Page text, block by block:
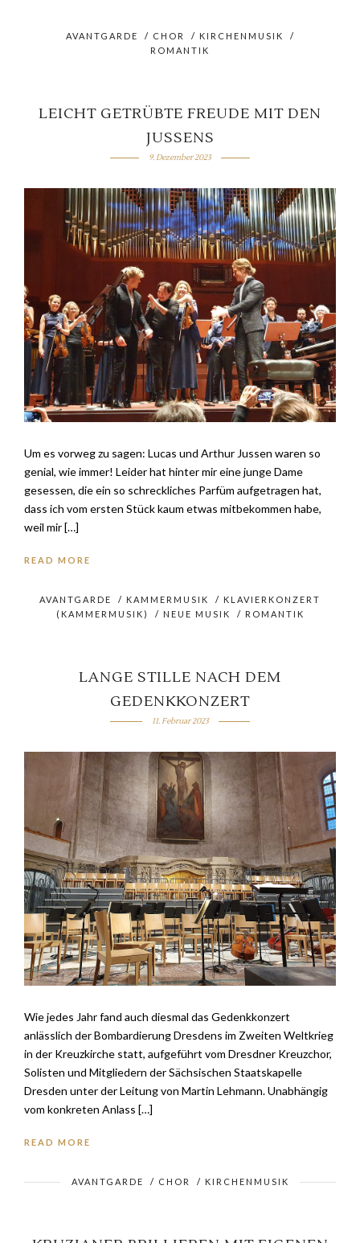
AVANTGARDE / CHOR / KIRCHENMUSIK
/
ROMANTIK
LEICHT GETRÜBTE FREUDE MIT DEN
JUSSENS
9. Dezember 2023
Um es vorweg zu sagen: Lucas und Arthur Jussen waren so
genial, wie immer! Leider hat hinter mir eine junge Dame
gesessen, die ein so schreckliches Parfüm aufgetragen hat,
dass ich vom ersten Stück kaum etwas mitbekommen habe,
weil mir […]
READ MORE
AVANTGARDE / KAMMERMUSIK / KLAVIERKONZERT
(KAMMERMUSIK)
/ NEUE MUSIK / ROMANTIK
LANGE STILLE NACH DEM
GEDENKKONZERT
11. Februar 2023
Wie jedes Jahr fand auch diesmal das Gedenkkonzert
anlässlich der Bombardierung Dresdens im Zweiten Weltkrieg
in der Kreuzkirche statt, aufgeführt vom Dresdner Kreuzchor,
Solisten und Mitgliedern der Sächsischen Staatskapelle
Dresden unter der Leitung von Martin Lehmann. Unabhängig
vom konkreten Anlass […]
READ MORE
AVANTGARDE / CHOR / KIRCHENMUSIK